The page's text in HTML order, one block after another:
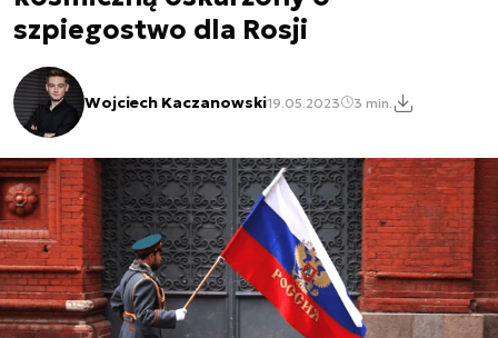
szpiegostwo dla Rosji
Wojciech Kaczanowski19.05.2023 3 min.